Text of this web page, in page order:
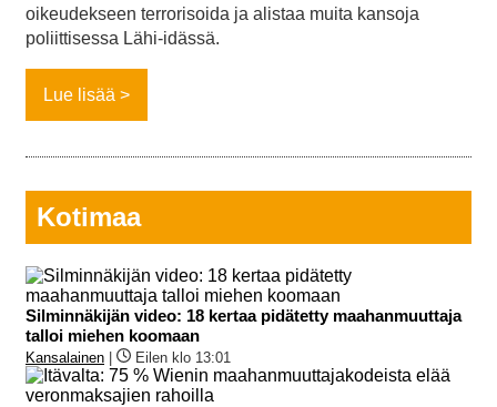
oikeudekseen terrorisoida ja alistaa muita kansoja
poliittisessa Lähi-idässä.
Lue lisää
Kotimaa
Silminnäkijän video: 18 kertaa pidätetty maahanmuuttaja
talloi miehen koomaan
Kansalainen Eilen klo 13:01